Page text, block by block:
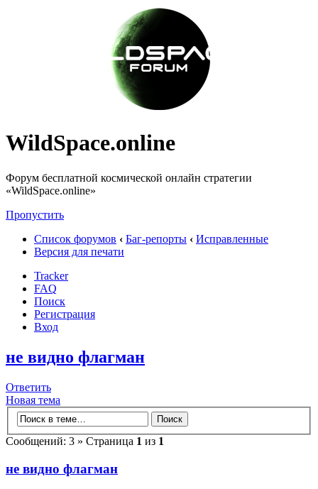
WildSpace.online
Форум бесплатной космической онлайн стратегии
«WildSpace.online»
Пропустить
Список форумов ‹ Баг-репорты ‹ Исправленные
Версия для печати
Tracker
FAQ
Поиск
Регистрация
Вход
не видно флагман
Ответить
Новая тема
Сообщений: 3 » Страница 1 из 1
не видно флагман